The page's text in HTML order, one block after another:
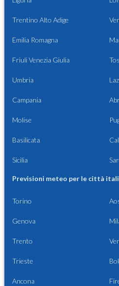
Trentino Alto Adige
Emilia Romagna
Friuli Venezia Giulia
Umbria
Campania
Molise
Basilicata
Sicilia
Previsioni meteo per le città
Torino
Genova
Trento
Trieste
Ancona